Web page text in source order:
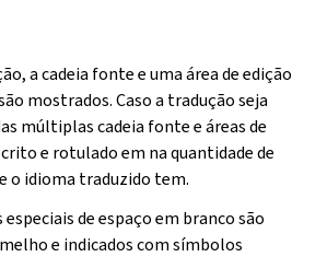
a cadeia fonte e uma área de edição
mostrados. Caso a tradução seja
múltiplas cadeia fonte e áreas de
e rotulado em na quantidade de
o idioma traduzido tem.
de espaço em branco são
e indicados com símbolos